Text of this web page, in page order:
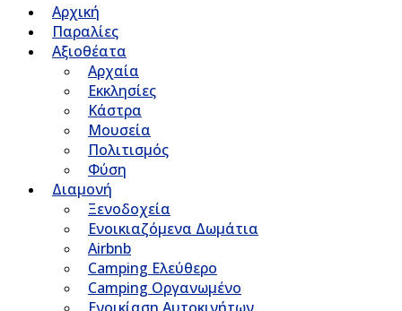
Αρχική
Παραλίες
Αξιοθέατα
Αρχαία
Εκκλησίες
Κάστρα
Μουσεία
Πολιτισμός
Φύση
Διαμονή
Ξενοδοχεία
Ενοικιαζόμενα Δωμάτια
Airbnb
Camping Ελεύθερο
Camping Οργανωμένο